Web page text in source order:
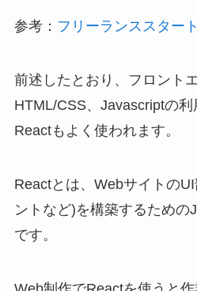
参考： フリーランススタート
前述したとおり、フロント
HTML/CSS、Javascriptの利
Reactもよく使われます。
Reactとは、Webサイトの
ントなど)を構築するための
です。